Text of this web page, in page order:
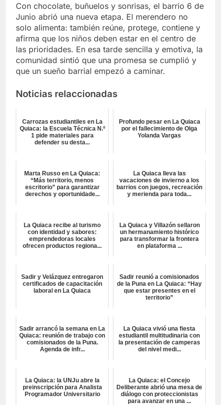
Con chocolate, buñuelos y sonrisas, el barrio 6 de
Junio abrió una nueva etapa. El merendero no
solo alimenta: también reúne, protege, contiene y
afirma que los niños deben estar en el centro de
las prioridades. En esa tarde sencilla y emotiva, la
comunidad sintió que una promesa se cumplió y
que un sueño barrial empezó a caminar.
Noticias relaccionadas
Carrozas estudiantiles en La
Quiaca: la Escuela Técnica N.º
1 pide materiales para
defender su desta...
Profundo pesar en La Quiaca
por el fallecimiento de Olga
Yolanda Vargas
Marta Russo en La Quiaca:
“Más territorio, menos
escritorio” para garantizar
derechos y oportunidade...
La Quiaca lleva las
vacaciones de invierno a los
barrios con juegos, recreación
y merienda para toda...
La Quiaca recibe al turismo
con identidad y sabores:
emprendedoras locales
ofrecen productos regiona...
La Quiaca y Villazón sellaron
un hermanamiento histórico
para transformar la frontera
en plataforma ...
Sadir y Velázquez entregaron
certificados de capacitación
laboral en La Quiaca
Sadir reunió a comisionados
de la Puna en La Quiaca: “Hay
que estar presentes en el
territorio”
Sadir arrancó la semana en La
Quiaca: reunión de trabajo con
comisionados de la Puna.
Agenda de infr...
La Quiaca vivió una fiesta
estudiantil multitudinaria con
la presentación de camperas
del nivel medi...
La Quiaca: la UNJu abre la
preinscripción para Analista
Programador Universitario
La Quiaca: el Concejo
Deliberante abrió una mesa de
diálogo con proteccionistas
para avanzar en una ...